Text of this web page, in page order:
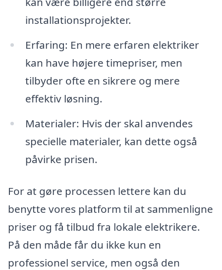
installationsprojekter.
Erfaring: En mere erfaren elektriker
kan have højere timepriser, men
tilbyder ofte en sikrere og mere
effektiv løsning.
Materialer: Hvis der skal anvendes
specielle materialer, kan dette også
påvirke prisen.
For at gøre processen lettere kan du
benytte vores platform til at sammenligne
priser og få tilbud fra lokale elektrikere.
På den måde får du ikke kun en
professionel service, men også den